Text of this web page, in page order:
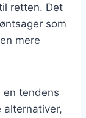
retten. Det
som
mere
en tendens
alternativer,